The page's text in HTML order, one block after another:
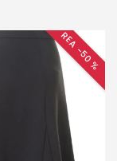
REA −50 %